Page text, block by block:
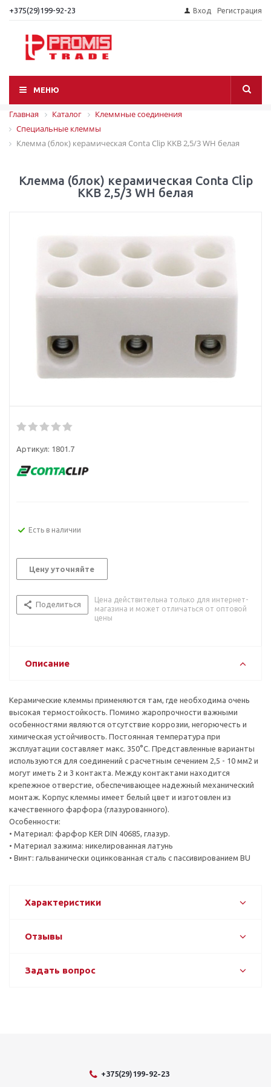
+375(29)199-92-23 Вход Регистрация
МЕНЮ
Главная Каталог
Клеммные соединения
Специальные клеммы
Клемма (блок) керамическая Conta Clip KKB 2,5/3 WH белая
Клемма (блок) керамическая Conta Clip
KKB 2,5/3 WH белая
Артикул: 1801.7
Есть в наличии
Цену уточняйте
Поделиться
Цена действительна только для интернет-
магазина и может отличаться от оптовой
цены
Описание
Керамические клеммы применяются там, где необходима очень
высокая термостойкость. Помимо жаропрочности важными
особенностями являются отсутствие коррозии, негорючесть и
химическая устойчивость. Постоянная температура при
эксплуатации составляет макс. 350°C. Представленные варианты
используются для соединений с расчетным сечением 2,5 - 10 мм2 и
могут иметь 2 и 3 контакта. Между контактами находится
крепежное отверстие, обеспечивающее надежный механический
монтаж. Корпус клеммы имеет белый цвет и изготовлен из
качественного фарфора (глазурованного).
Особенности:
• Материал: фарфор KER DIN 40685, глазур.
• Материал зажима: никелированная латунь
• Винт: гальванически оцинкованная сталь с пассивированием BU
Характеристики
Отзывы
Задать вопрос
+375(29)199-92-23